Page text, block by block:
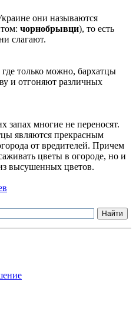
они называются
чорнобрывци), то есть
слагают.
только можно, бархатцы
и отгоняют различных
запах многие не переносят.
являются прекрасным
от вредителей. Причем
цветы в огороде, но и
высушенных цветов.